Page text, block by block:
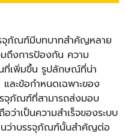
จุภัณฑ์มีบทบาทสำคัญหลาย
ถึงการป้องกัน ความ
ที่เพิ่มขึ้น รูปลักษณ์ที่น่า
ละข้อกำหนดเฉพาะของ
รจุภัณฑ์ที่สามารถส่งมอบ
าเป็นความสำเร็จของระบบ
นว่าบรรจุภัณฑ์นั้นสำคัญต่อ